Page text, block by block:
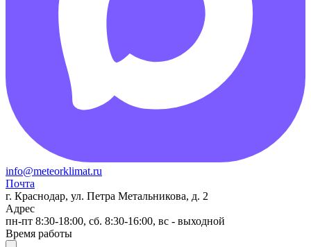
info@meteorklimat.ru
Почта
г. Краснодар, ул. Петра Метальникова, д. 2
Адрес
пн-пт 8:30-18:00, сб. 8:30-16:00, вс - выходной
Время работы